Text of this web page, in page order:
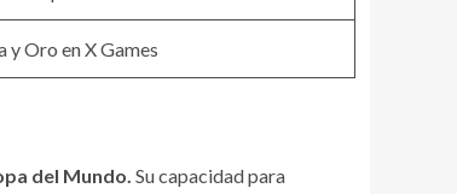
y Oro en X Games
del Mundo. Su capacidad para